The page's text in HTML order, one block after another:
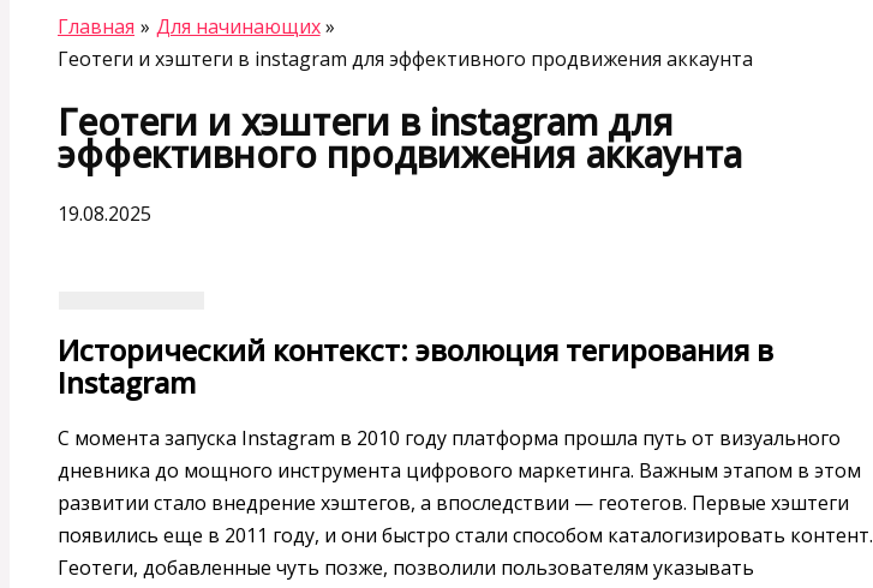
Главная
Для начинающих
Геотеги и хэштеги в instagram для эффективного продвижения аккаунта
Геотеги и хэштеги в instagram для
эффективного продвижения аккаунта
19.08.2025
Исторический контекст: эволюция тегирования в
Instagram
С момента запуска Instagram в 2010 году платформа прошла путь от визуального
дневника до мощного инструмента цифрового маркетинга. Важным этапом в этом
развитии стало внедрение хэштегов, а впоследствии — геотегов. Первые хэштеги
появились еще в 2011 году, и они быстро стали способом каталогизировать контент.
Геотеги, добавленные чуть позже, позволили пользователям указывать